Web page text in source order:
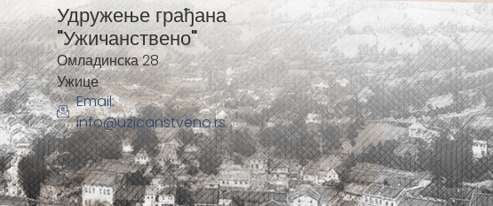
Удружење грађана
"Ужичанствено"
Омладинска 28
Ужице
Email:
info@uzicanstveno.rs